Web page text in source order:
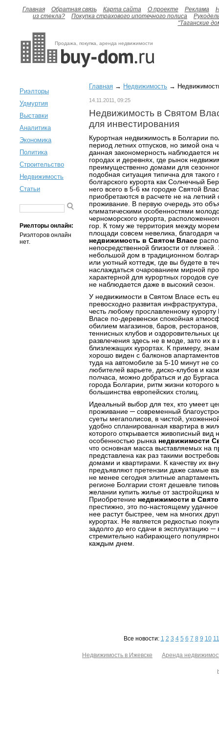
Главная Обратная связь Карта сайта О проекте Реклама
из стекла?
Покупка страхового ипотечного полиса
"Таганские
Продажа, покупка, аренда недвижимости
Риэлторы
Удмуртия
Выставки
Аналитика
Экономика
Политика
Строительство
Недвижимость
Статьи
Риелторы онлайн:
Риэлторов онлайн
нет.
Главная → Недвижимость →
14.11.2011, 09:25
Недвижимость в Святом
для инвестирования
Курортная недвижимость в Болгарии
период летних отпусков, но зимой она
данная закономерность наблюдается
городах и деревнях, где рынок
преимущественно домами для
подобная ситуация типична для
болгарского курорта как Солнечный
него всего в 5-6 км городке Святой
приобретаются в расчете не на летний
проживание. В первую очередь это
климатическими особенностями
черноморского курорта,
гор. К тому же территория между
площади совсем невелика, благодаря
недвижимость в Святом Власе
непосредственной близости от
небольшой дом в традиционном
или уютный коттедж, где вы будете в
наслаждаться очарованием мирной
характерной для курортных городов
не наблюдается даже в высокий сезон.
У недвижимости в Святом Власе есть
превосходно развитая
честь любому прославленному
Власе по-деревенски спокойная
обилием магазинов, баров,
теннисных клубов и оздоровительных
развлечения здесь не в моде, зато их
близлежащих курортах. К примеру,
хорошо виден с балконов
туда на автомобиле за 5-10 минут не
любителей варьете, диско-клубов и
полчаса, можно добраться и до
города Болгарии, ритм жизни которого
большинства европейских столиц.
Идеальный выбор для тех, кто умеет
проживание ─ современный
суеты мегаполисов, в чистой,
удобно спланированная квартира в
которого открывается живописный вид
особенностью рынка недвижимости
что основная масса выставляемых на
представлена как раз такими
домами и квартирами. К качеству их
предъявляют претензии даже самые
не менее сегодня элитные
регионе Болгарии стоят дешевле
желании купить жилье от застройщика
Приобретение недвижимости в
престижно, это по-настоящему
нее растут быстрее, чем на многих
курортах. Не является редкостью
задолго до его сдачи в эксплуатацию ─
стремительно набирающего
каждым днем.
Все новости: 1 2 3 4 5 6 7 8 9 10 11
Недвижимость в Ижевске Аренда